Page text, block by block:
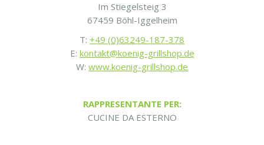
Im Stiegelsteig 3
67459 Böhl-Iggelheim
T: +49 (0)63249-187-378
E: kontakt@koenig-grillshop.de
W: www.koenig-grillshop.de
RAPPRESENTANTE PER:
CUCINE DA ESTERNO